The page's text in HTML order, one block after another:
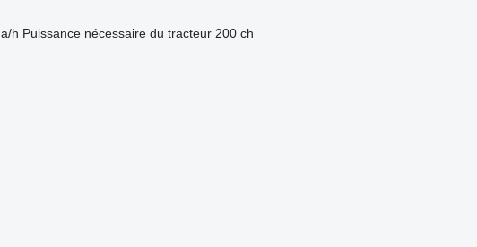
h Puissance nécessaire du tracteur 200 ch